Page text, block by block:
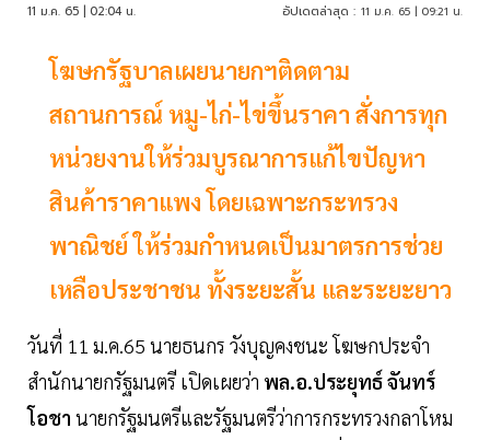
11 ม.ค. 65 | 02:04 น. อัปเดตล่าสุด : 11 ม.ค. 65 | 09:21 น.
โฆษกรัฐบาลเผยนายกฯติดตาม
สถานการณ์ หมู-ไก่-ไข่ขึ้นราคา สั่งการทุก
หน่วยงานให้ร่วมบูรณาการแก้ไขปัญหา
สินค้าราคาแพง โดยเฉพาะกระทรวง
พาณิชย์ ให้ร่วมกำหนดเป็นมาตรการช่วย
เหลือประชาชน ทั้งระยะสั้น และระยะยาว
วันที่ 11 ม.ค.65 นายธนกร วังบุญคงชนะ โฆษกประจำ
สำนักนายกรัฐมนตรี เปิดเผยว่า พล.อ.ประยุทธ์ จันทร์
โอชา นายกรัฐมนตรีและรัฐมนตรีว่าการกระทรวงกลาโหม